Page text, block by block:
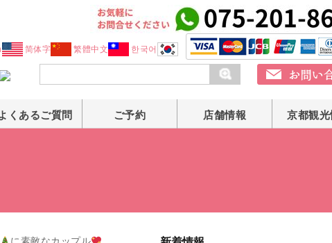
简体字 繁體中文 한국어
くあるご質問 ご予約 店舗情報 京都観光